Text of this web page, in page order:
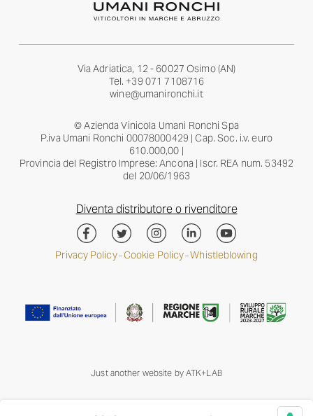
Via Adriatica, 12 - 60027 Osimo (AN)
Tel. +39 071 7108716
wine@umanironchi.it
© Azienda Vinicola Umani Ronchi Spa
P.iva Umani Ronchi 00078000429 | Cap. Soc. i.v. euro
610.000,00 |
Provincia del Registro Imprese: Ancona | Iscr. REA num. 53492
del 20/06/1963
Diventa distributore o rivenditore
Privacy Policy–Cookie Policy–Whistleblowing
Just another website by ATK+LAB